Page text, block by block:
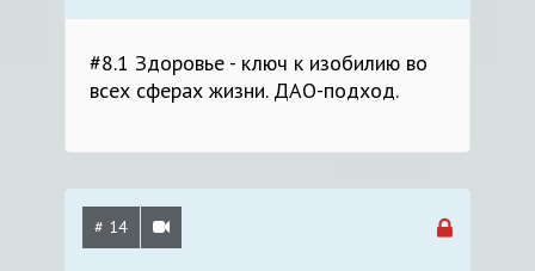
#8.1 Здоровье - ключ к изобилию во
всех сферах жизни. ДАО-подход.
# 14